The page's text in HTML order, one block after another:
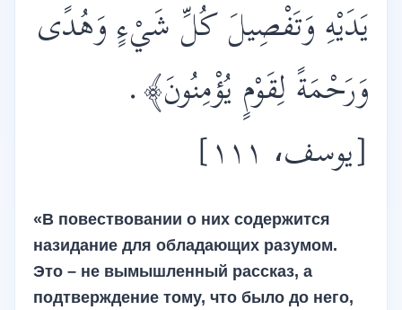
يَدَيْهِ وَتَفْصِيلَ كُلِّ شَيْءٍ وَهُدًى
وَرَحْمَةً لِقَوْمٍ يُؤْمِنُونَ﴾.
[يوسف، ١١١]
«В повествовании о них содержится
назидание для обладающих разумом.
Это – не вымышленный рассказ, а
подтверждение тому, что было до него,